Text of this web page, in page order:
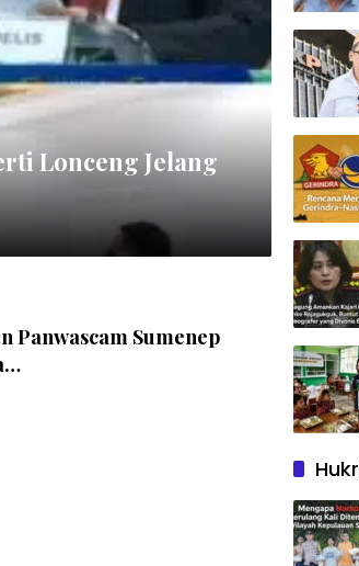
Lonceng Jelang
Panwascam Sumenep